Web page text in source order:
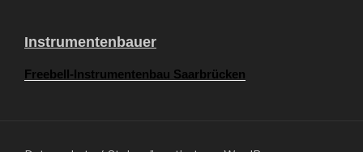
Instrumentenbauer
Freebell-Instrumentenbau Saarbrücken